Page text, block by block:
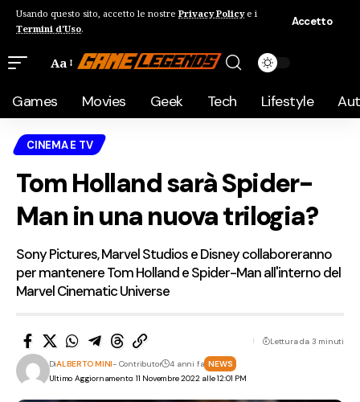
Usando questo sito, accetto le nostre Privacy Policye i
Termini d'Uso.
Accetto
Aa
Games Movies Geek Tech Lifestyle
CINEMA E TV
Tom Holland sarà Spider-
Man in una nuova trilogia?
Sony Pictures, Marvel Studios e Disney collaboreranno
per mantenere Tom Holland e Spider-Man all'interno del
Marvel Cinematic Universe
Ultimo Aggiornamento: 11 Novembre 2022 alle 12:01 PM
DiALBERTO MINI- Contributor 4 anni fa NEWS
Lettura da 3 minuti